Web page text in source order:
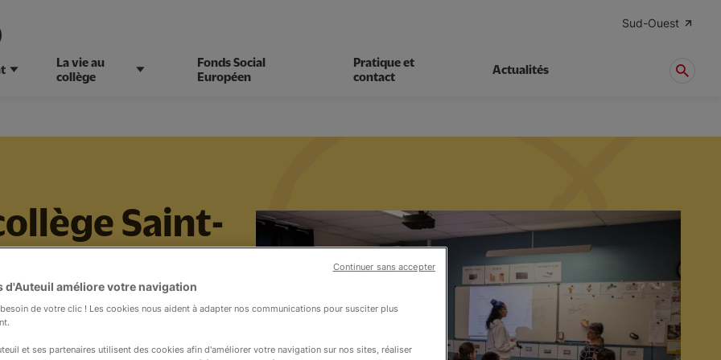
La vie au
collège
Fonds Social
Européen
Pratique et
contact
Actualités
Sud-Ouest
Saint-
d'Auteuil améliore votre navigation
de votre clic ! Les cookies nous aident à adapter nos communications pour susciter plus
et ses partenaires utilisent des cookies afin d'améliorer votre navigation sur nos sites, réaliser
Continuer sans accepter